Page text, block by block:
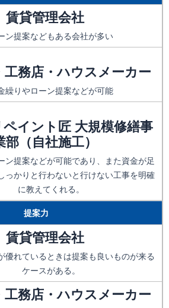
賃貸管理会社
ン提案などもある会社が多い
工務店・ハウスメーカー
繰りやローン提案などが可能
イント匠 大規模修繕事
部（自社施工）
ン提案などが可能であり、また資金が足
っかりと行わないと行けない工事を明確
に教えてくれる。
提案力
賃貸管理会社
優れているときは提案も良いものが来る
ケースがある。
工務店・ハウスメーカー